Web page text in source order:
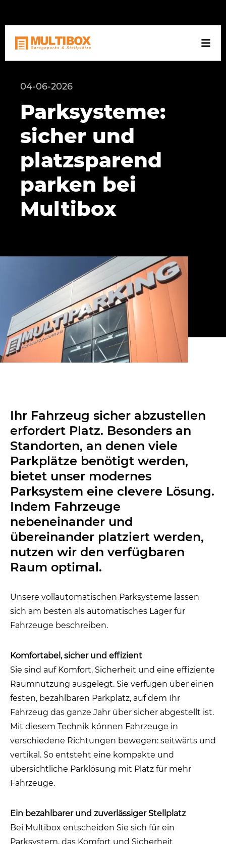
04-06-2026
Parksysteme:
sicher und
platzsparend
parken bei
Multibox
Ihr Fahrzeug sicher abzustellen
erfordert Platz. Besonders an
Standorten, an denen viele
Parkplätze benötigt werden,
bietet unser modernes
Parksystem eine clevere Lösung.
Indem Fahrzeuge
nebeneinander und
übereinander platziert werden,
nutzen wir den verfügbaren
Raum optimal.
Unsere vollautomatischen Parksysteme lassen
sich am besten als automatisches Lager für
Fahrzeuge beschreiben.
Komfortabel, sicher und effizient
Sie sind auf Komfort, Sicherheit und eine effiziente
Raumnutzung ausgelegt. Sie verfügen über einen
festen, bezahlbaren Parkplatz, auf dem Ihr
Fahrzeug das ganze Jahr über sicher abgestellt ist.
Mit diesem Technik können Fahrzeuge in
verschiedene Richtungen bewegen: seitwärts und
vertikal. So entsteht eine kompakte und
übersichtliche Parklösung mit Platz für mehr
Fahrzeuge.
Ein bezahlbarer und zuverlässiger Stellplatz
Bei Multibox entscheiden Sie sich für ein
Parksystem, das Komfort und Sicherheit